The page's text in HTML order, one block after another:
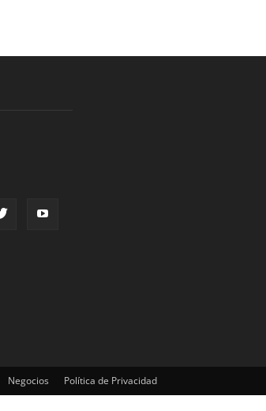
Negocios Política de Privacidad